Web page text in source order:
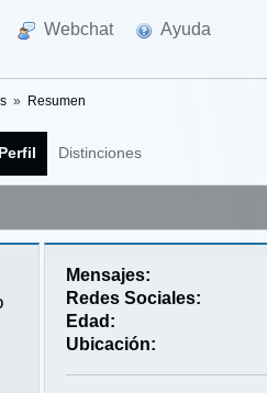
Webchat Ayuda
» Resumen
Distinciones
Mensajes:
Redes Sociales:
Edad:
Ubicación: